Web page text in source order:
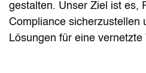
gestalten. Unser Ziel ist es,
Compliance sicherzustellen
Lösungen für eine